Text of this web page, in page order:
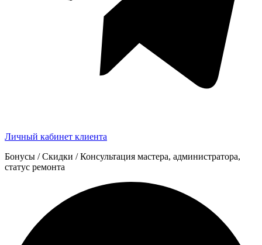
Личный кабинет клиента
Бонусы / Скидки / Консультация мастера, администратора,
статус ремонта